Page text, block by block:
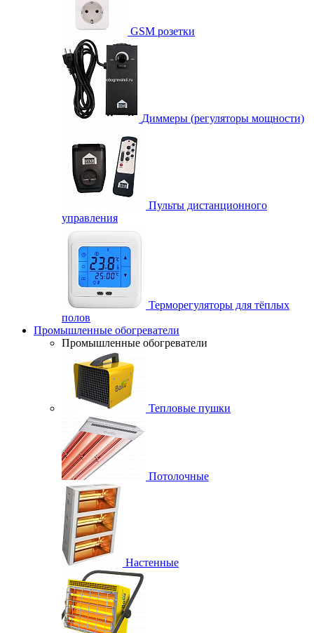
GSM розетки
Диммеры (регуляторы мощности)
Пульты дистанционного
управления
Терморегуляторы для тёплых
полов
Промышленные обогреватели
Промышленные обогреватели
Тепловые пушки
Потолочные
Настенные